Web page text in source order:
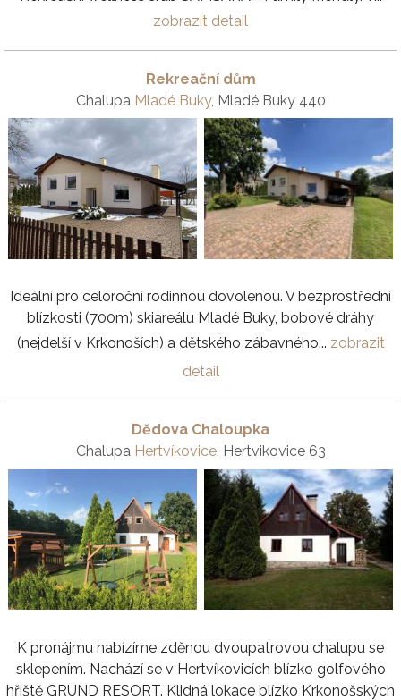
zobrazit detail
Rekreační dům
Chalupa Mladé Buky, Mladé Buky 440
Ideální pro celoroční rodinnou dovolenou. V bezprostřední
blízkosti (700m) skiareálu Mladé Buky, bobové dráhy
(nejdelší v Krkonoších) a dětského zábavného... zobrazit
detail
Dědova Chaloupka
Chalupa Hertvíkovice, Hertvikovice 63
K pronájmu nabízíme zděnou dvoupatrovou chalupu se
sklepením. Nachází se v Hertvíkovicích blízko golfového
hřiště GRUND RESORT. Klidná lokace blízko Krkonošských